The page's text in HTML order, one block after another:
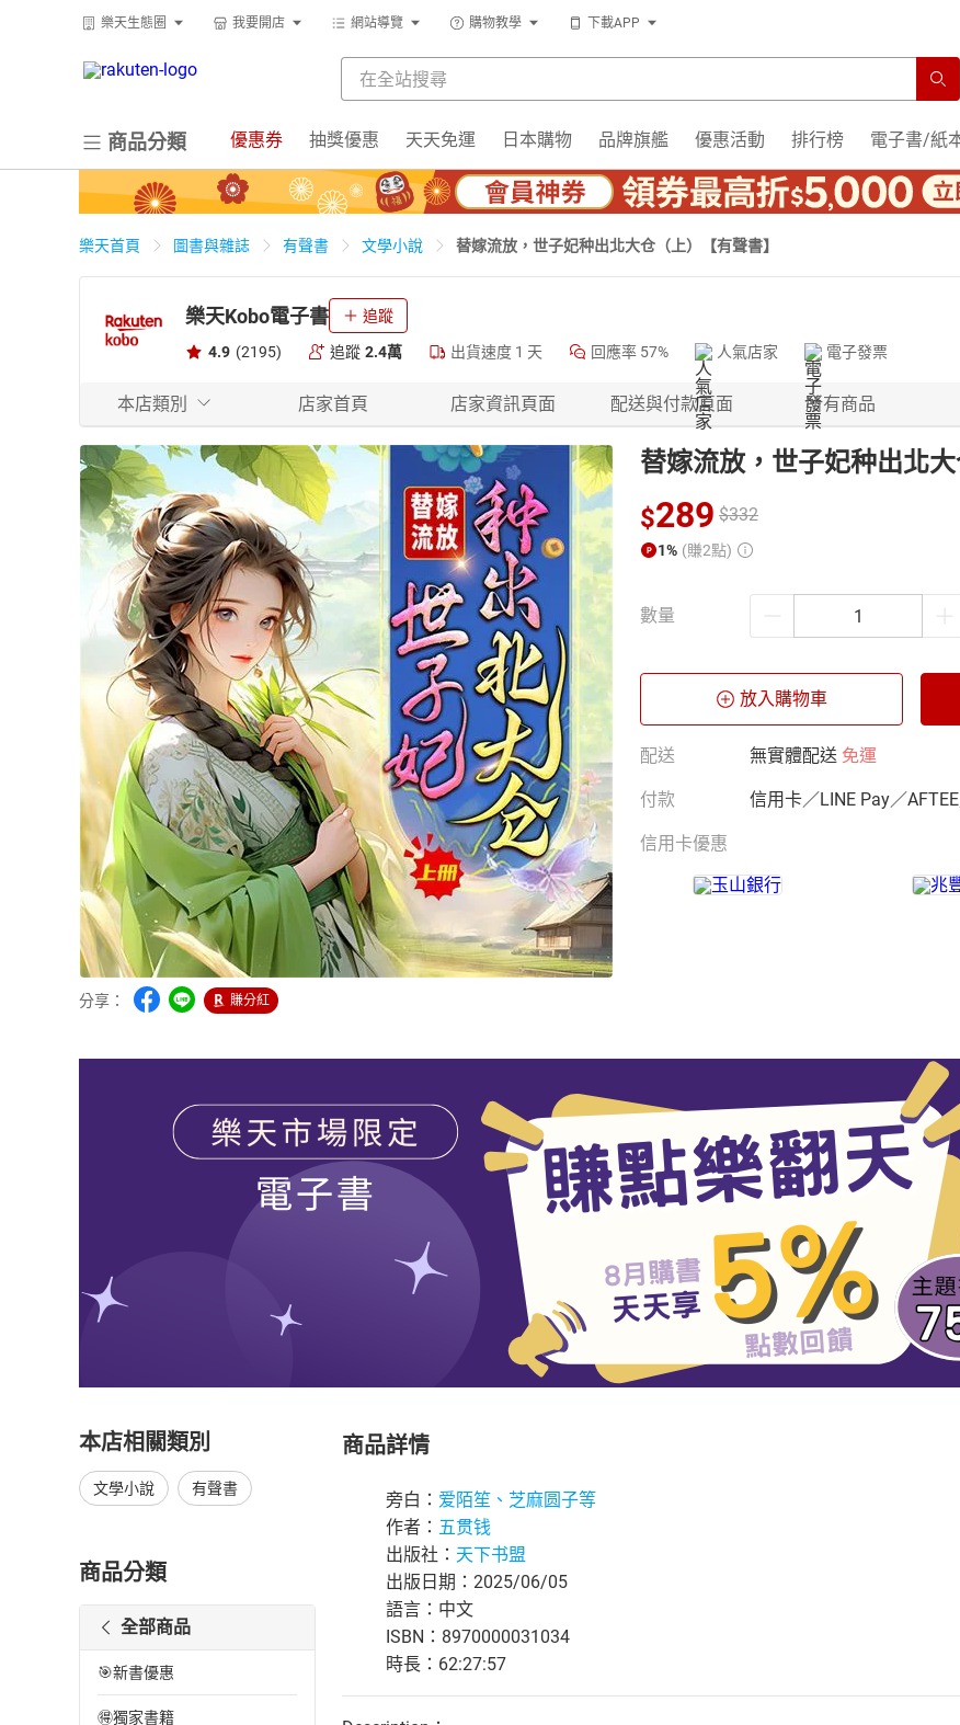
樂天生態圈 我要開店 網站導覽 購物教學 下載APP
商品分類 優惠券 抽獎優惠 天天免運 日本購物 品牌旗艦 優惠活動 排行榜 電子書/紙
樂天首頁 圖書與雜誌 有聲書 文學小說 替嫁流放，世子妃种出北大仓（上）【有聲書】
樂天Kobo電子書 追蹤
4.9 (2195) 追蹤 2.4萬 出貨速度 1 天 回應率 57% 人氣店家 電子發票
本店類別 店家首頁 店家資訊頁面 配送與付款頁面 所有商品
分享： 賺分紅
替嫁流放，世子妃种出北大
$289 $332
1% (賺2點)
數量
放入購物車
配送 無實體配送 免運
付款 信用卡／LINE Pay／
信用卡優惠
本店相關類別
文學小說 有聲書
商品分類
全部商品
🎯新書優惠
🉐獨家書籍
商品詳情
旁白： 爱陌笙、芝麻圆子等
作者： 五贯钱
出版社： 天下书盟
出版日期：2025/06/05
語言：中文
ISBN：8970000031034
時長：62:27:57